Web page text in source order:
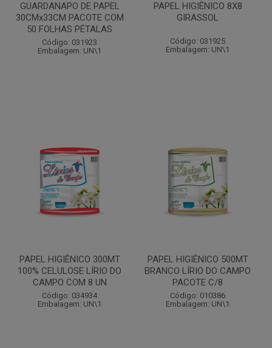
GUARDANAPO DE PAPEL
30CMx33CM PACOTE COM
50 FOLHAS PÉTALAS
Código: 031923
Embalagem: UN\1
PAPEL HIGIÊNICO 8X8
GIRASSOL
Código: 031925
Embalagem: UN\1
PAPEL HIGIÊNICO 300MT
100% CELULOSE LÍRIO DO
CAMPO COM 8 UN
Código: 034934
Embalagem: UN\1
PAPEL HIGIÊNICO 500MT
BRANCO LÍRIO DO CAMPO
PACOTE C/8
Código: 010386
Embalagem: UN\1